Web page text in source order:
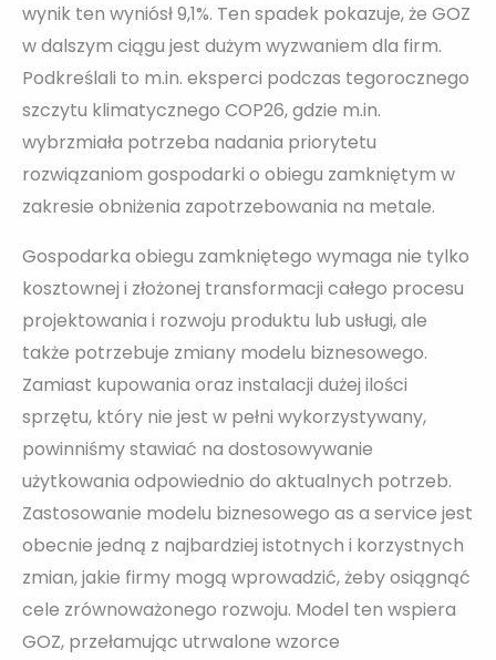
wynik ten wyniósł 9,1%. Ten spadek pokazuje, że GOZ
w dalszym ciągu jest dużym wyzwaniem dla firm.
Podkreślali to m.in. eksperci podczas tegorocznego
szczytu klimatycznego COP26, gdzie m.in.
wybrzmiała potrzeba nadania priorytetu
rozwiązaniom gospodarki o obiegu zamkniętym w
zakresie obniżenia zapotrzebowania na metale.
Gospodarka obiegu zamkniętego wymaga nie tylko
kosztownej i złożonej transformacji całego procesu
projektowania i rozwoju produktu lub usługi, ale
także potrzebuje zmiany modelu biznesowego.
Zamiast kupowania oraz instalacji dużej ilości
sprzętu, który nie jest w pełni wykorzystywany,
powinniśmy stawiać na dostosowywanie
użytkowania odpowiednio do aktualnych potrzeb.
Zastosowanie modelu biznesowego as a service jest
obecnie jedną z najbardziej istotnych i korzystnych
zmian, jakie firmy mogą wprowadzić, żeby osiągnąć
cele zrównoważonego rozwoju. Model ten wspiera
GOZ, przełamując utrwalone wzorce